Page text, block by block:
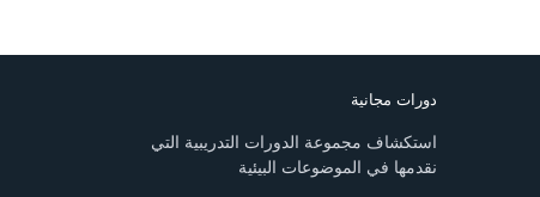
دورات مجانية
استكشاف مجموعة الدورات التدريبية التي
نقدمها في الموضوعات البيئية